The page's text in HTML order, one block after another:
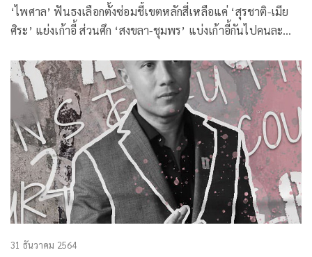
‘ไพศาล’ ฟันธงเลือกตั้งซ่อมชี้เขตหลักสี่เหลือแค่ ‘สุรชาติ-เมีย
ศิระ’ แย่งเก้าอี้ ส่วนศึก ‘สงขลา-ชุมพร’ แบ่งเก้าอี้กันไปคนละ
31 ธันวาคม 2564